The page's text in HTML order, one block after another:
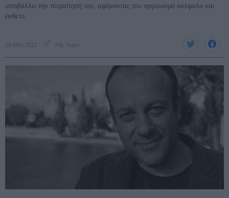
υποβάλλει την παραίτησή του, αφήνοντας τον οργανισμό ακέφαλο και
έκθετο.
28 Μάρ 2017 Flix Team